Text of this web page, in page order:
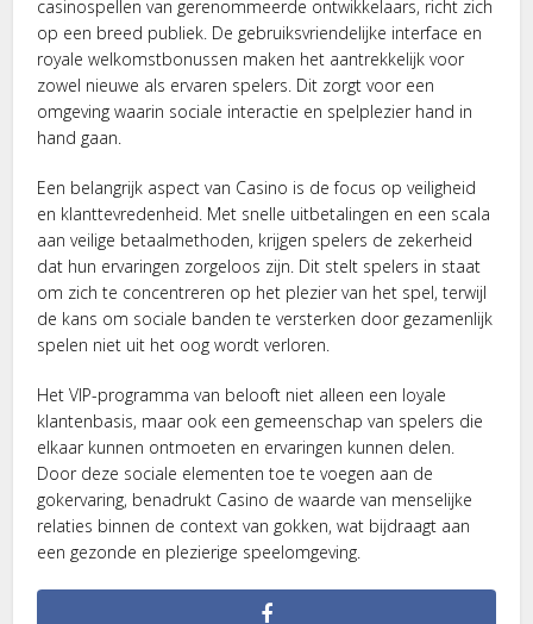
casinospellen van gerenommeerde ontwikkelaars, richt zich
op een breed publiek. De gebruiksvriendelijke interface en
royale welkomstbonussen maken het aantrekkelijk voor
zowel nieuwe als ervaren spelers. Dit zorgt voor een
omgeving waarin sociale interactie en spelplezier hand in
hand gaan.
Een belangrijk aspect van Casino is de focus op veiligheid
en klanttevredenheid. Met snelle uitbetalingen en een scala
aan veilige betaalmethoden, krijgen spelers de zekerheid
dat hun ervaringen zorgeloos zijn. Dit stelt spelers in staat
om zich te concentreren op het plezier van het spel, terwijl
de kans om sociale banden te versterken door gezamenlijk
spelen niet uit het oog wordt verloren.
Het VIP-programma van belooft niet alleen een loyale
klantenbasis, maar ook een gemeenschap van spelers die
elkaar kunnen ontmoeten en ervaringen kunnen delen.
Door deze sociale elementen toe te voegen aan de
gokervaring, benadrukt Casino de waarde van menselijke
relaties binnen de context van gokken, wat bijdraagt aan
een gezonde en plezierige speelomgeving.